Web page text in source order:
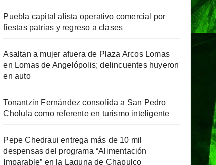
Puebla capital alista operativo comercial por
fiestas patrias y regreso a clases
Asaltan a mujer afuera de Plaza Arcos Lomas
en Lomas de Angelópolis; delincuentes huyeron
en auto
Tonantzin Fernández consolida a San Pedro
Cholula como referente en turismo inteligente
Pepe Chedraui entrega más de 10 mil
despensas del programa “Alimentación
Imparable” en la Laguna de Chapulco